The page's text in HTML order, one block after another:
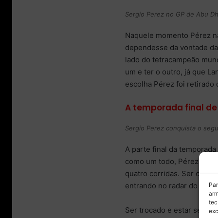
Sergio Perez no GP de Abu
Naquele momento Pérez
dependesse da vontade
lado do tetracampeão
um e ter o outro, já que
escolha Pérez foi retirado
A temporada final de
Sergio Perez conquista o
A parte final da
como um todo, Pérez
quatro corridas. Ser
entrando no radar do time.
Ser trocado e estar sem